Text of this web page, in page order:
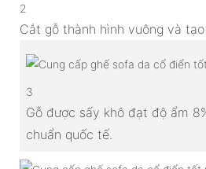
2
Cắt gỗ thành hình vuông và
3
Gỗ được sấy khô đạt độ ẩm
chuẩn quốc tế.